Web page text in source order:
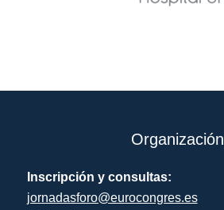
Organización
Inscripción y consultas:
jornadasforo@eurocongres.es